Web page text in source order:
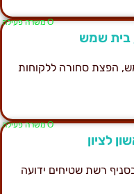
Ο משרה פעילה
בית שמש
הפצת סחורה ללקוחות
Ο משרה פעילה
לציון
רשת שטיחים ידועה